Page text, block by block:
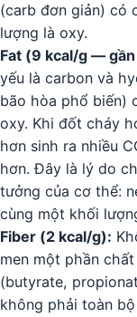
(carb đơn giản) có
lượng là oxy.
Fat (9 kcal/g —
yếu là carbon và
bão hòa phổ biến)
oxy. Khi đốt cháy
hơn sinh ra nhiều
hơn. Đây là lý do
tưởng của cơ thể:
cùng một khối
Fiber (2 kcal/g):
men một phần
(butyrate,
không phải toàn